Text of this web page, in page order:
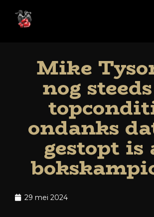
Mike
nog
ondanks
gestopt is
29 mei 2024